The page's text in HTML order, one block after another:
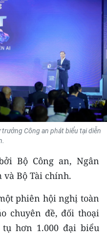
XÃ
Công an phát biểu tại diễn
Bộ Công an, Ngân
Bộ Tài chính.
phiên hội nghị toàn
chuyên đề, đối thoại
hơn 1.000 đại biểu